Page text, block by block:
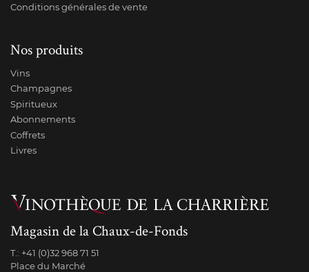
Conditions générales de vente
Nos produits
Vins
Champagnes
Spiritueux
Abonnements
Coffrets
Livres
Magasin de la Chaux-de-Fonds
T.: +41 (0)32 968 71 51
Place du Marché